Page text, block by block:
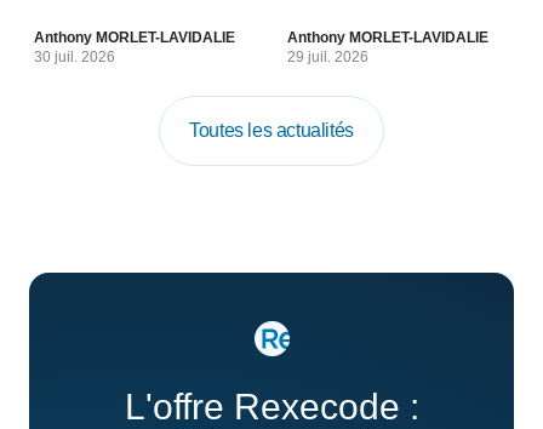
Anthony MORLET-LAVIDALIE
30 juil. 2026
Anthony MORLET-LAVIDALIE
29 juil. 2026
Toutes les actualités
L'offre Rexecode :